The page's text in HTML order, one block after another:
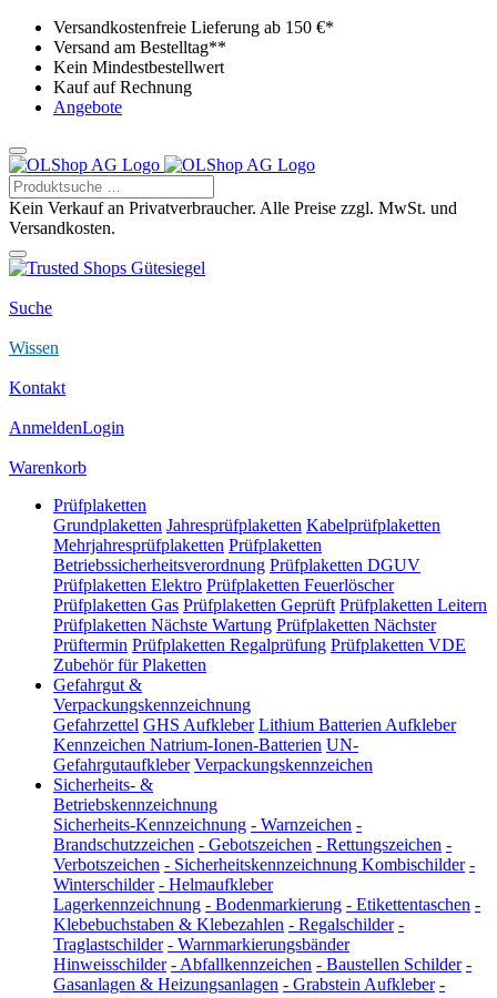
Versandkostenfreie Lieferung ab 150 €*
Versand am Bestelltag**
Kein Mindestbestellwert
Kauf auf Rechnung
Angebote
Kein Verkauf an Privatverbraucher. Alle Preise zzgl. MwSt. und
Versandkosten.
Suche
Wissen
Kontakt
AnmeldenLogin
Warenkorb
Prüfplaketten
Grundplaketten Jahresprüfplaketten Kabelprüfplaketten
Mehrjahresprüfplaketten Prüfplaketten
Betriebssicherheitsverordnung Prüfplaketten DGUV
Prüfplaketten Elektro Prüfplaketten Feuerlöscher
Prüfplaketten Gas Prüfplaketten Geprüft Prüfplaketten Leitern
Prüfplaketten Nächste Wartung Prüfplaketten Nächster
Prüftermin Prüfplaketten Regalprüfung Prüfplaketten VDE
Zubehör für Plaketten
Gefahrgut &
Verpackungskennzeichnung
Gefahrzettel GHS Aufkleber Lithium Batterien Aufkleber
Kennzeichen Natrium-Ionen-Batterien UN-
Gefahrgutaufkleber Verpackungskennzeichen
Sicherheits- &
Betriebskennzeichnung
Sicherheits-Kennzeichnung - Warnzeichen -
Brandschutzzeichen - Gebotszeichen - Rettungszeichen -
Verbotszeichen - Sicherheitskennzeichnung Kombischilder -
Winterschilder - Helmaufkleber
Lagerkennzeichnung - Bodenmarkierung - Etikettentaschen -
Klebebuchstaben & Klebezahlen - Regalschilder -
Traglastschilder - Warnmarkierungsbänder
Hinweisschilder - Abfallkennzeichen - Baustellen Schilder -
Gasanlagen & Heizungsanlagen - Grabstein Aufkleber -